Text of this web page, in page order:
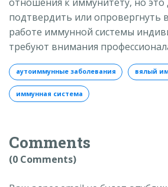
подтвердить или опровергнуть
работе иммунной системы
требуют внимания
аутоиммунные заболевания вялый
иммунная система
Comments
(0 Comments)